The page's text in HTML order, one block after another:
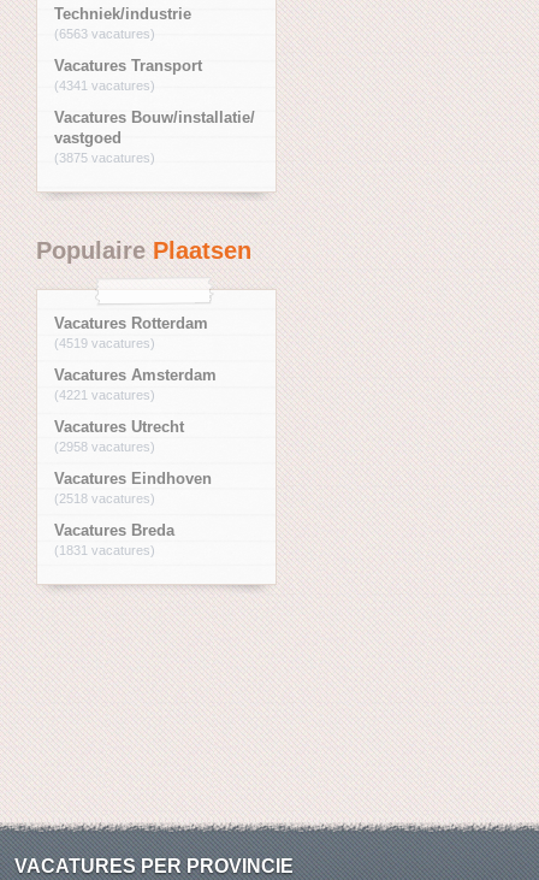
Techniek/industrie
(6563 vacatures)
Vacatures Transport
(4341 vacatures)
Vacatures Bouw/installatie/
vastgoed
(3875 vacatures)
PopulairePlaatsen
Vacatures Rotterdam
(4519 vacatures)
Vacatures Amsterdam
(4221 vacatures)
Vacatures Utrecht
(2958 vacatures)
Vacatures Eindhoven
(2518 vacatures)
Vacatures Breda
(1831 vacatures)
VACATURES PER PROVINCIE